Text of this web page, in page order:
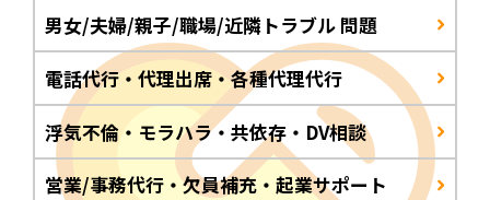
男女/夫婦/親子/職場/近隣トラブル 問題
電話代行・代理出席・各種代理代行
浮気不倫・モラハラ・共依存・DV相談
営業/事務代行・欠員補充・起業サポート